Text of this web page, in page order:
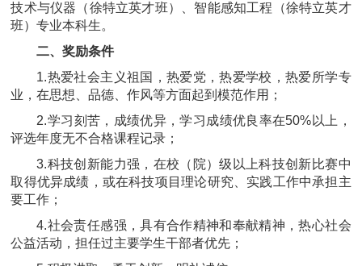
技术与仪器（徐特立英才班）、智能感知工程（徐特立英才
班）专业本科生。
二、奖励条件
1.热爱社会主义祖国，热爱党，热爱学校，热爱所学专
业，在思想、品德、作风等方面起到模范作用；
2.学习刻苦，成绩优异，学习成绩优良率在50%以上，
评选年度无不合格课程记录；
3.科技创新能力强，在校（院）级以上科技创新比赛中
取得优异成绩，或在科技项目理论研究、实践工作中承担主
要工作；
4.社会责任感强，具有合作精神和奉献精神，热心社会
公益活动，担任过主要学生干部者优先；